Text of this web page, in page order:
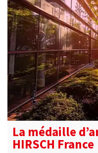
La médaille
HIRSCH France